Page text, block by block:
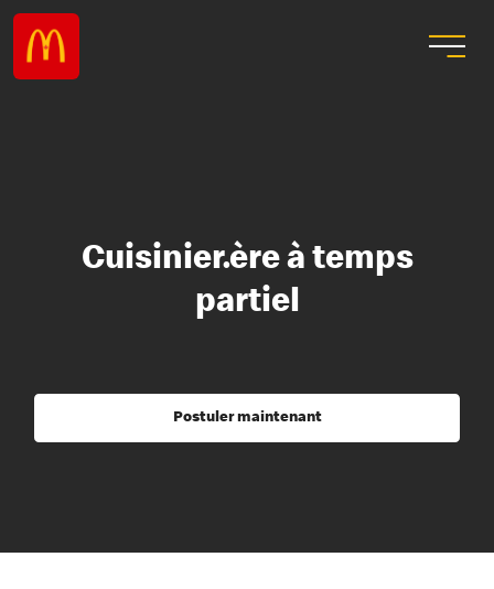
Cuisinier.ère à temps
partiel
Postuler maintenant